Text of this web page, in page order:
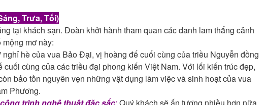
Trưa, Tối)
tại khách sạn. Đoàn khởi hành tham quan các danh lam thắng cảnh
mơ này:
nghỉ hè của vua Bảo Đại, vị hoàng đế cuối cùng của triều Nguyễn đồng
cuối cùng của các triều đại phong kiến Việt Nam. Với lối kiến trúc đẹp,
bảo tồn nguyên vẹn những vật dụng làm việc và sinh hoạt của vua
Phương.
trình nghệ thuật đặc sắc: Quý khách sẽ ấn tượng nhiều hơn nữa